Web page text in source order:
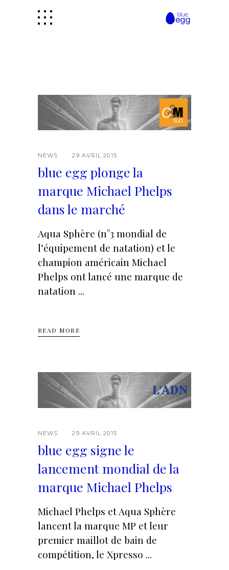
NEWS 29 AVRIL 2015
blue egg plonge la
marque Michael Phelps
dans le marché
Aqua Sphère (n°3 mondial de
l’équipement de natation) et le
champion américain Michael
Phelps ont lancé une marque de
natation
READ MORE
NEWS 29 AVRIL 2015
blue egg signe le
lancement mondial de la
marque Michael Phelps
Michael Phelps et Aqua Sphère
lancent la marque MP et leur
premier maillot de bain de
compétition, le Xpresso